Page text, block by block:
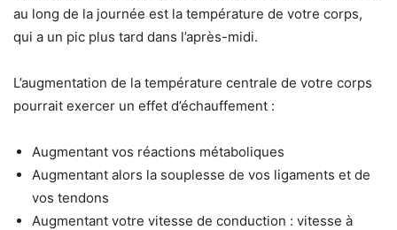
au long de la journée est la température de votre corps,
qui a un pic plus tard dans l’après-midi.
L’augmentation de la température centrale de votre corps
pourrait exercer un effet d’échauffement :
Augmentant vos réactions métaboliques
Augmentant alors la souplesse de vos ligaments et de
vos tendons
Augmentant votre vitesse de conduction : vitesse à